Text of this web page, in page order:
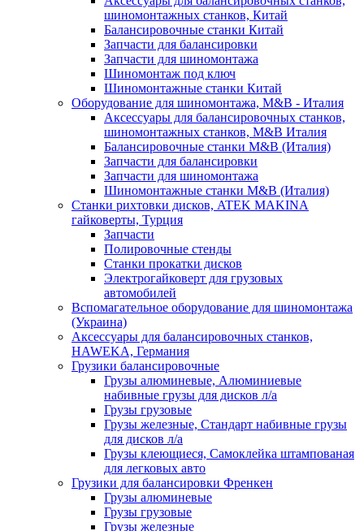
шиномонтажных станков, Китай
Балансировочные станки Китай
Запчасти для балансировки
Запчасти для шиномонтажа
Шиномонтаж под ключ
Шиномонтажные станки Китай
Оборудование для шиномонтажа, M&B - Италия
Аксессуары для балансировочных станков,
шиномонтажных станков, M&B Италия
Балансировочные станки M&B (Италия)
Запчасти для балансировки
Запчасти для шиномонтажа
Шиномонтажные станки M&B (Италия)
Станки рихтовки дисков, ATEK MAKINA
гайковерты, Турция
Запчасти
Полировочные стенды
Станки прокатки дисков
Электрогайковерт для грузовых
автомобилей
Вспомагательное оборудование для шиномонтажа
(Украина)
Аксессуары для балансировочных станков,
HAWEKA, Германия
Грузики балансировочные
Грузы алюминевые, Алюминиевые
набивные грузы для дисков л/а
Грузы грузовые
Грузы железные, Cтандарт набивные грузы
для дисков л/а
Грузы клеющиеся, Самоклейка штампованая
для легковых авто
Грузики для балансировки Френкен
Грузы алюминевые
Грузы грузовые
Грузы железные